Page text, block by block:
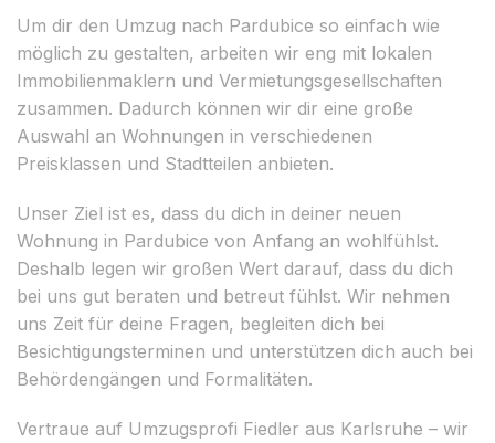
Um dir den Umzug nach Pardubice so einfach wie
möglich zu gestalten, arbeiten wir eng mit lokalen
Immobilienmaklern und Vermietungsgesellschaften
zusammen. Dadurch können wir dir eine große
Auswahl an Wohnungen in verschiedenen
Preisklassen und Stadtteilen anbieten.
Unser Ziel ist es, dass du dich in deiner neuen
Wohnung in Pardubice von Anfang an wohlfühlst.
Deshalb legen wir großen Wert darauf, dass du dich
bei uns gut beraten und betreut fühlst. Wir nehmen
uns Zeit für deine Fragen, begleiten dich bei
Besichtigungsterminen und unterstützen dich auch bei
Behördengängen und Formalitäten.
Vertraue auf Umzugsprofi Fiedler aus Karlsruhe – wir